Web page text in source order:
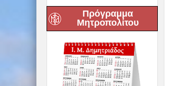
Πρόγραμμα
Μητροπολίτου